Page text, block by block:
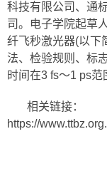
科技有限公司、通
司。电子学院起草
纤飞秒激光器(以下
法、检验规则、标
时间在3 fs～1 ps范
相关链接：
https://